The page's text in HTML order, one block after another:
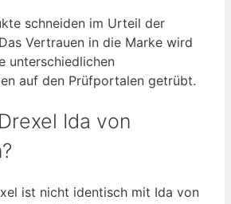
schneiden im Urteil der
Vertrauen in die Marke wird
unterschiedlichen
auf den Prüfportalen getrübt.
Ida von
ist nicht identisch mit Ida von